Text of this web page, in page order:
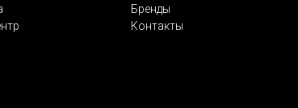
Бренды
Контакты